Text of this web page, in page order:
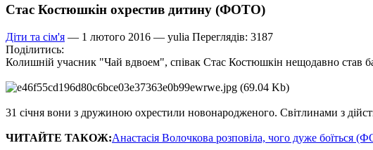
Стас Костюшкін охрестив дитину (ФОТО)
Діти та сім'я — 1 лютого 2016 — yulia Переглядів: 3187
Поділитись:
Колишній учасник "Чай вдвоем", співак Стас Костюшкін нещодавно став
31 січня вони з дружиною охрестили новонародженого. Світлинами з
ЧИТАЙТЕ ТАКОЖ:Анастасія Волочкова розповіла, чого дуже боїться